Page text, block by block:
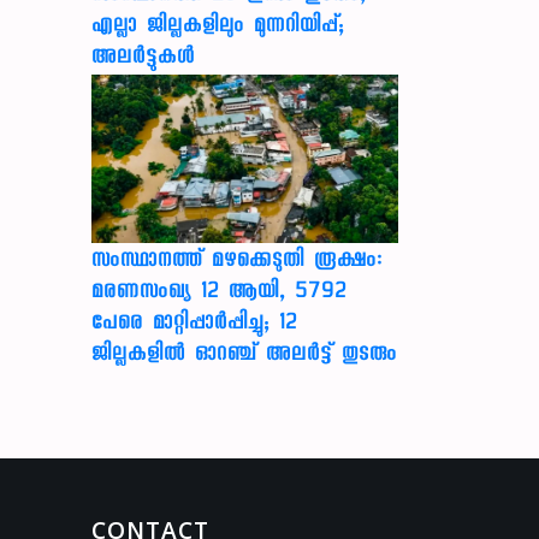
എല്ലാ ജില്ലകളിലും മുന്നറിയിപ്പ്;
അലർട്ടുകൾ
സംസ്ഥാനത്ത് മഴക്കെടുതി രൂക്ഷം:
മരണസംഖ്യ 12 ആയി, 5792
പേരെ മാറ്റിപ്പാർപ്പിച്ചു; 12
ജില്ലകളിൽ ഓറഞ്ച് അലർട്ട് തുടരും
CONTACT